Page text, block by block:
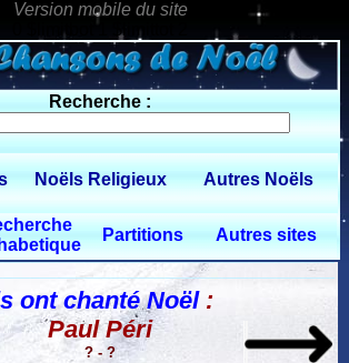
0 $limitbot 1 $limittot 2
Recherche :
Noëls Religieux Autres Noëls
Partitions Autres sites
ont chanté Noël:
Paul Péri
? - ?